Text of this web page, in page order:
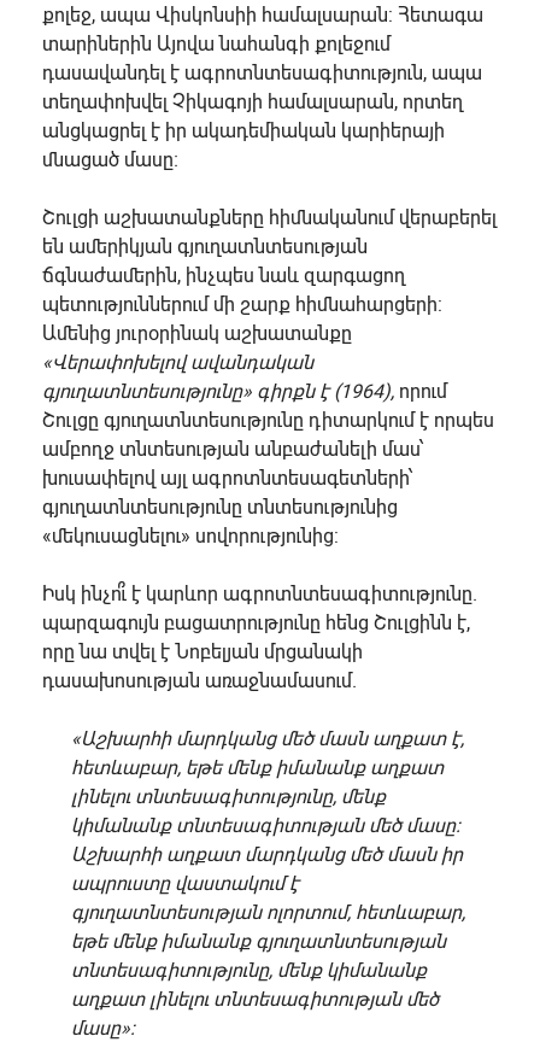
քոլեջ, ապա Վիսկոնսիի համալսարան: Հետագա
տարիներին Այովա նահանգի քոլեջում
դասավանդել է ագրոտնտեսագիտություն, ապա
տեղափոխվել Չիկագոյի համալսարան, որտեղ
անցկացրել է իր ակադեմիական կարիերայի
մնացած մասը։
Շուլցի աշխատանքները հիմնականում վերաբերել
են ամերիկյան գյուղատնտեսության
ճգնաժամերին, ինչպես նաև զարգացող
պետություններում մի շարք հիմնահարցերի:
Ամենից յուրօրինակ աշխատանքը
«Վերափոխելով ավանդական
գյուղատնտեսությունը» գիրքն է (1964), որում
Շուլցը գյուղատնտեսությունը դիտարկում է որպես
ամբողջ տնտեսության անբաժանելի մաս՝
խուսափելով այլ ագրոտնտեսագետների՝
գյուղատնտեսությունը տնտեսությունից
«մեկուսացնելու» սովորությունից:
Իսկ ինչո՞ւ է կարևոր ագրոտնտեսագիտությունը.
պարզագույն բացատրությունը հենց Շուլցինն է,
որը նա տվել է Նոբելյան մրցանակի
դասախոսության առաջնամասում.
«Աշխարհի մարդկանց մեծ մասն աղքատ է,
հետևաբար, եթե մենք իմանանք աղքատ
լինելու տնտեսագիտությունը, մենք
կիմանանք տնտեսագիտության մեծ մասը:
Աշխարհի աղքատ մարդկանց մեծ մասն իր
ապրուստը վաստակում է
գյուղատնտեսության ոլորտում, հետևաբար,
եթե մենք իմանանք գյուղատնտեսության
տնտեսագիտությունը, մենք կիմանանք
աղքատ լինելու տնտեսագիտության մեծ
մասը»: